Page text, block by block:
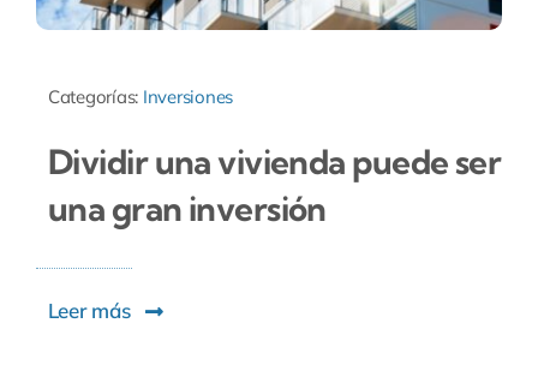
Categorías: Inversiones
Dividir una vivienda puede ser
una gran inversión
Leer más